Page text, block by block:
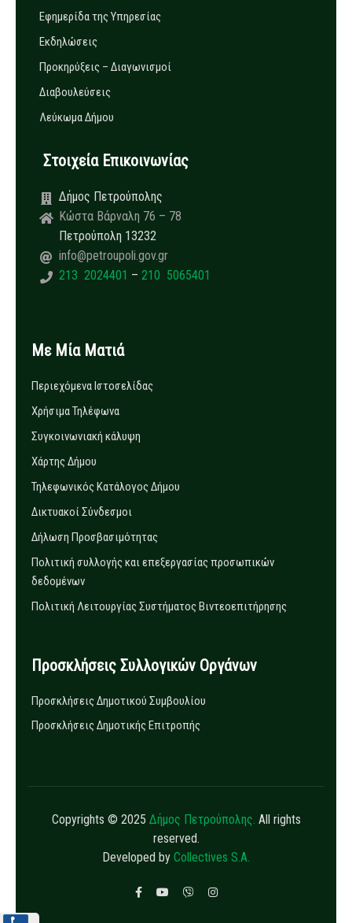
Εφημερίδα της Υπηρεσίας
Εκδηλώσεις
Προκηρύξεις – Διαγωνισμοί
Διαβουλεύσεις
Λεύκωμα Δήμου
Στοιχεία Επικοινωνίας
Δήμος Πετρούπολης
Κώστα Βάρναλη 76 – 78
Πετρούπολη 13232
info@petroupoli.gov.gr
213 2024401 – 210 5065401
Με Μία Ματιά
Περιεχόμενα Ιστοσελίδας
Χρήσιμα Τηλέφωνα
Συγκοινωνιακή κάλυψη
Χάρτης Δήμου
Τηλεφωνικός Κατάλογος Δήμου
Δικτυακοί Σύνδεσμοι
Δήλωση Προσβασιμότητας
Πολιτική συλλογής και επεξεργασίας προσωπικών
δεδομένων
Πολιτική Λειτουργίας Συστήματος Βιντεοεπιτήρησης
Προσκλήσεις Συλλογικών Οργάνων
Προσκλήσεις Δημοτικού Συμβουλίου
Προσκλήσεις Δημοτικής Επιτροπής
Copyrights © 2025 Δήμος Πετρούπολης. All rights
reserved.
Developed by Collectives S.A.